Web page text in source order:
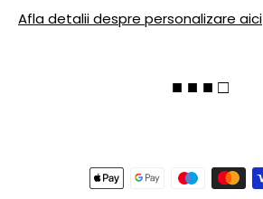
Afla detalii despre personalizare aici
■ ■ ■ □